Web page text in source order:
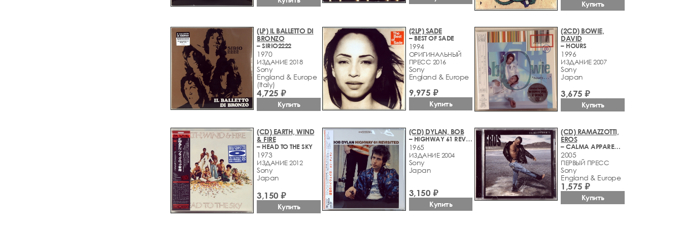
Купить
(LP) IL BALLETTO DI
BRONZO
– SIRIO2222
1970
ИЗДАНИЕ 2018
Sony
England & Europe
(Italy)
4,725 ₽
Купить
(2LP) SADE
– BEST OF SADE
1994
ОРИГИНАЛЬНЫЙ
ПРЕСС 2016
Sony
England & Europe
9,975 ₽
Купить
(2CD) BOWIE,
DAVID
– HOURS
1996
ИЗДАНИЕ 2007
Sony
Japan
3,675 ₽
Купить
(CD) EARTH, WIND
& FIRE
– HEAD TO THE SKY
1973
ИЗДАНИЕ 2012
Sony
Japan
3,150 ₽
Купить
(CD) DYLAN, BOB
– HIGHWAY 61 REVISITED
1965
ИЗДАНИЕ 2004
Sony
Japan
3,150 ₽
Купить
(CD) RAMAZZOTTI,
EROS
– CALMA APPARENTE (TOUR EDITION)
2005
ПЕРВЫЙ ПРЕСС
Sony
England & Europe
1,575 ₽
Купить